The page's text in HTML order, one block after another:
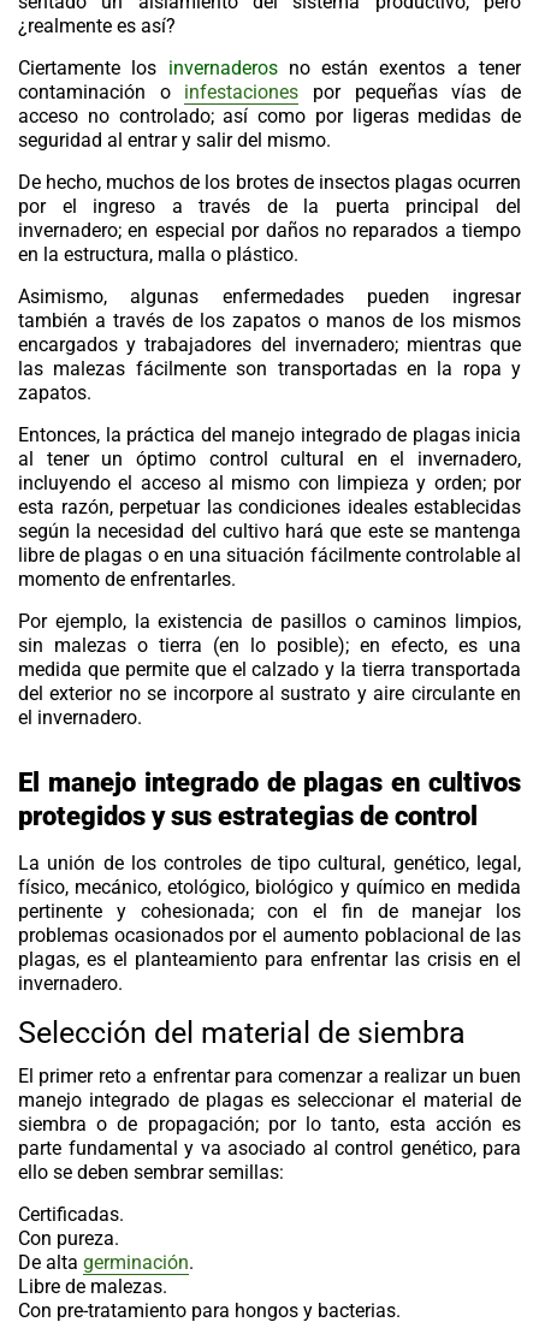
¿realmente es así?
Ciertamente los invernaderosno están exentos a tener
contaminación o infestaciones por pequeñas vías de
acceso no controlado; así como por ligeras medidas de
seguridad al entrar y salir del mismo.
De hecho, muchos de los brotes de insectos plagas ocurren
por el ingreso a través de la puerta principal del
invernadero; en especial por daños no reparados a tiempo
en la estructura, malla o plástico.
Asimismo, algunas enfermedades pueden ingresar
también a través de los zapatos o manos de los mismos
encargados y trabajadores del invernadero; mientras que
las malezas fácilmente son transportadas en la ropa y
zapatos.
Entonces, la práctica del manejo integrado de plagas inicia
al tener un óptimo control cultural en el invernadero,
incluyendo el acceso al mismo con limpieza y orden; por
esta razón, perpetuar las condiciones ideales establecidas
según la necesidad del cultivo hará que este se mantenga
libre de plagas o en una situación fácilmente controlable al
momento de enfrentarles.
Por ejemplo, la existencia de pasillos o caminos limpios,
sin malezas o tierra (en lo posible); en efecto, es una
medida que permite que el calzado y la tierra transportada
del exterior no se incorpore al sustrato y aire circulante en
el invernadero.
El manejo integrado de plagas en cultivos
protegidos y sus estrategias de control
La unión de los controles de tipo cultural, genético, legal,
físico, mecánico, etológico, biológico y químico en medida
pertinente y cohesionada; con el fin de manejar los
problemas ocasionados por el aumento poblacional de las
plagas, es el planteamiento para enfrentar las crisis en el
invernadero.
Selección del material de siembra
El primer reto a enfrentar para comenzar a realizar un buen
manejo integrado de plagas es seleccionar el material de
siembra o de propagación; por lo tanto, esta acción es
parte fundamental y va asociado al control genético, para
ello se deben sembrar semillas:
Certificadas.
Con pureza.
De alta germinación.
Libre de malezas.
Con pre-tratamiento para hongos y bacterias.